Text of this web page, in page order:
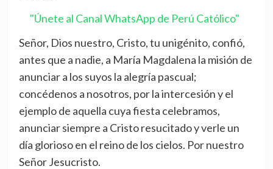
"Únete al Canal WhatsApp de Perú Católico"
Señor, Dios nuestro, Cristo, tu unigénito, confió,
antes que a nadie, a María Magdalena la misión de
anunciar a los suyos la alegría pascual;
concédenos a nosotros, por la intercesión y el
ejemplo de aquella cuya fiesta celebramos,
anunciar siempre a Cristo resucitado y verle un
día glorioso en el reino de los cielos. Por nuestro
Señor Jesucristo.